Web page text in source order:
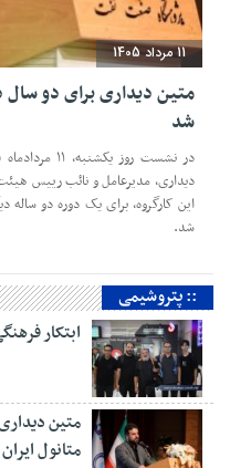
11 مرداد 1405
متین دیداری برای دو سال
شد
دیداری، مدیرعامل و‌ نائب رییس
این کارگروه، برای یک دوره دو ساله
شد.
:: پتروشیمی
ابتکار
متین
متانول